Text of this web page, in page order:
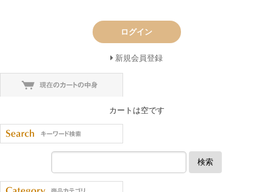
ログイン
新規会員登録
カートは空です
検索